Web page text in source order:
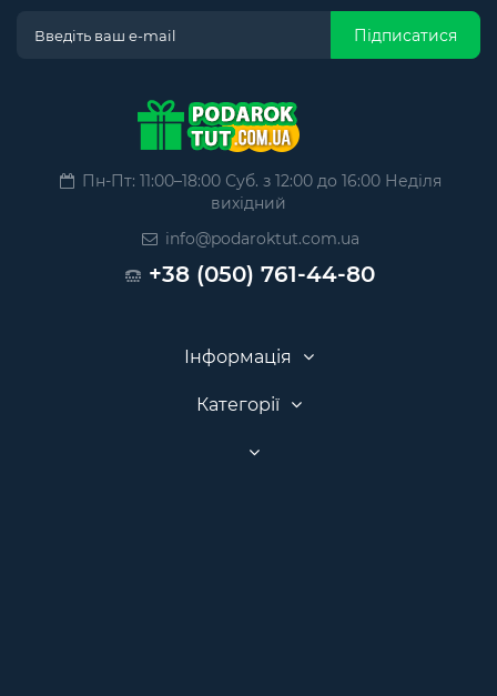
Підписатися
Пн-Пт: 11:00–18:00 Суб. з 12:00 до 16:00 Неділя
вихідний
info@podaroktut.com.ua
+38 (050) 761-44-80
Інформація
Категорії